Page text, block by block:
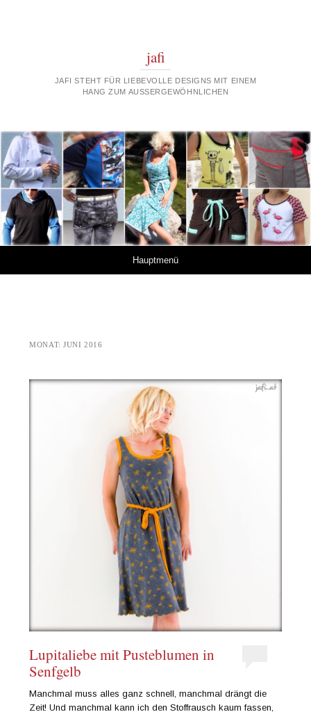
jafi
JAFI STEHT FÜR LIEBEVOLLE DESIGNS MIT EINEM
HANG ZUM AUSSERGEWÖHNLICHEN
Hauptmenü
MONAT:JUNI 2016
Lupitaliebe mit Pusteblumen in
Senfgelb
Manchmal muss alles ganz schnell, manchmal drängt die
Zeit! Und manchmal kann ich den Stoffrausch kaum fassen,